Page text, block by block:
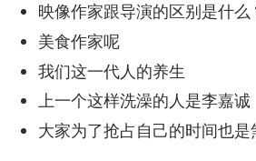
映像作家跟导演的区别是什么
美食作家呢
我们这一代人的养生
上一个这样洗澡的人是李嘉诚
大家为了抢占自己的时间也是